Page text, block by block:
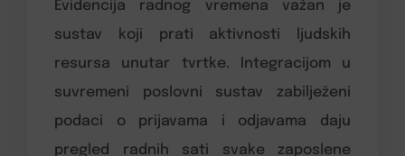
Evidencija radnog vremena važan je
sustav koji prati aktivnosti ljudskih
resursa unutar tvrtke. Integracijom u
suvremeni poslovni sustav zabilježeni
podaci o prijavama i odjavama daju
pregled radnih sati svake zaposlene